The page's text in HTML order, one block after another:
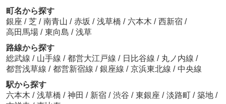
町名から探す
銀座 / 芝 / 南青山 / 赤坂 / 浅草橋 / 六本木 / 西新宿 /
高田馬場 / 東向島 / 浅草
路線から探す
総武線 / 山手線 / 都営大江戸線 / 日比谷線 / 丸ノ内線 /
都営浅草線 / 都営新宿線 / 銀座線 / 京浜東北線 / 中央線
駅から探す
六本木 / 浅草橋 / 神田 / 新宿 / 渋谷 / 東銀座 / 淡路町 / 築地 /